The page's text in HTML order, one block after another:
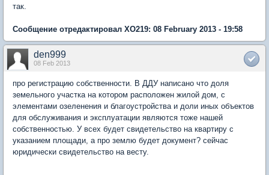
так.
Сообщение отредактировал XO219: 08 February 2013 - 19:58
den999
08 Feb 2013
про регистрацию собственности. В ДДУ написано что доля
земельного участка на котором расположен жилой дом, с
элементами озеленения и благоустройства и доли иных объектов
для обслуживания и эксплуатации являются тоже нашей
собственностью. У всех будет свидетельство на квартиру с
указанием площади, а про землю будет документ? сейчас
юридически свидетельство на весту.